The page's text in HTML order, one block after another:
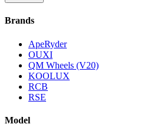
Brands
ApeRyder
OUXI
QM Wheels (V20)
KOOLUX
RCB
RSE
Model